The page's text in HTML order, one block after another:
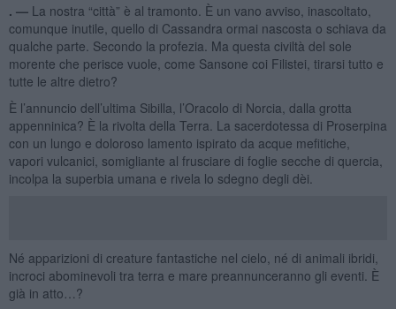
. — La nostra “città” è al tramonto. È un vano avviso, inascoltato,
comunque inutile, quello di Cassandra ormai nascosta o schiava da
qualche parte. Secondo la profezia. Ma questa civiltà del sole
morente che perisce vuole, come Sansone coi Filistei, tirarsi tutto e
tutte le altre dietro?
È l’annuncio dell’ultima Sibilla, l’Oracolo di Norcia, dalla grotta
appenninica? È la rivolta della Terra. La sacerdotessa di Proserpina
con un lungo e doloroso lamento ispirato da acque mefitiche,
vapori vulcanici, somigliante al frusciare di foglie secche di quercia,
incolpa la superbia umana e rivela lo sdegno degli dèi.
Né apparizioni di creature fantastiche nel cielo, né di animali ibridi,
incroci abominevoli tra terra e mare preannunceranno gli eventi. È
già in atto…?